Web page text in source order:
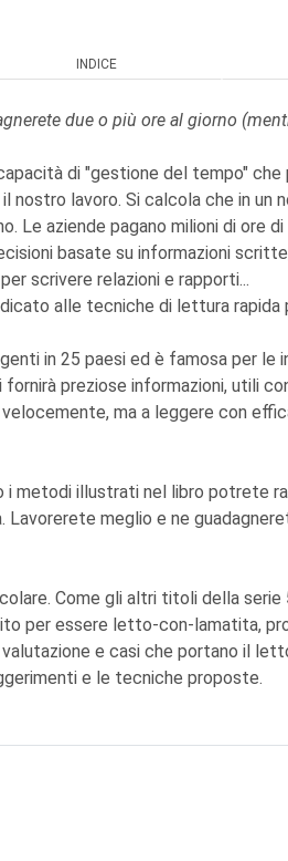
INDICE
due o più ore al giorno
di "gestione del tempo" che
lavoro. Si calcola che in un
Le aziende pagano milioni di ore
basate su informazioni
scrivere relazioni e rapporti...
alle tecniche di lettura rapida
in 25 paesi ed è famosa per
preziose informazioni, utili
ma a leggere con
i metodi illustrati nel libro potrete
meglio e ne
Come gli altri titoli della serie
per essere letto-con-lamatita,
e casi che portano il
e le tecniche proposte.